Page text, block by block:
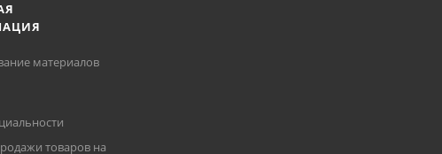
материалов
товаров на